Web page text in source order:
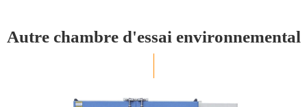
Autre chambre d'essai environnemental